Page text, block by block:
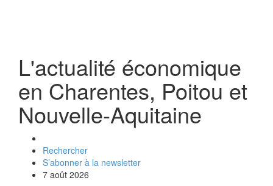
L'actualité économique
en Charentes, Poitou et
Nouvelle-Aquitaine
Rechercher
S’abonner à la newsletter
7 août 2026